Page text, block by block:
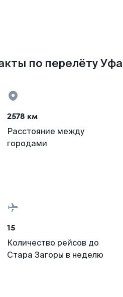
по перелёту Уфа
2578 км
Расстояние между
городами
15
Количество рейсов до
Стара Загоры в неделю